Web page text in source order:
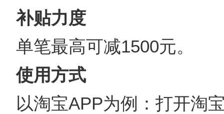
补贴力度
单笔最高可减1500元。
使用方式
以淘宝APP为例：打开淘